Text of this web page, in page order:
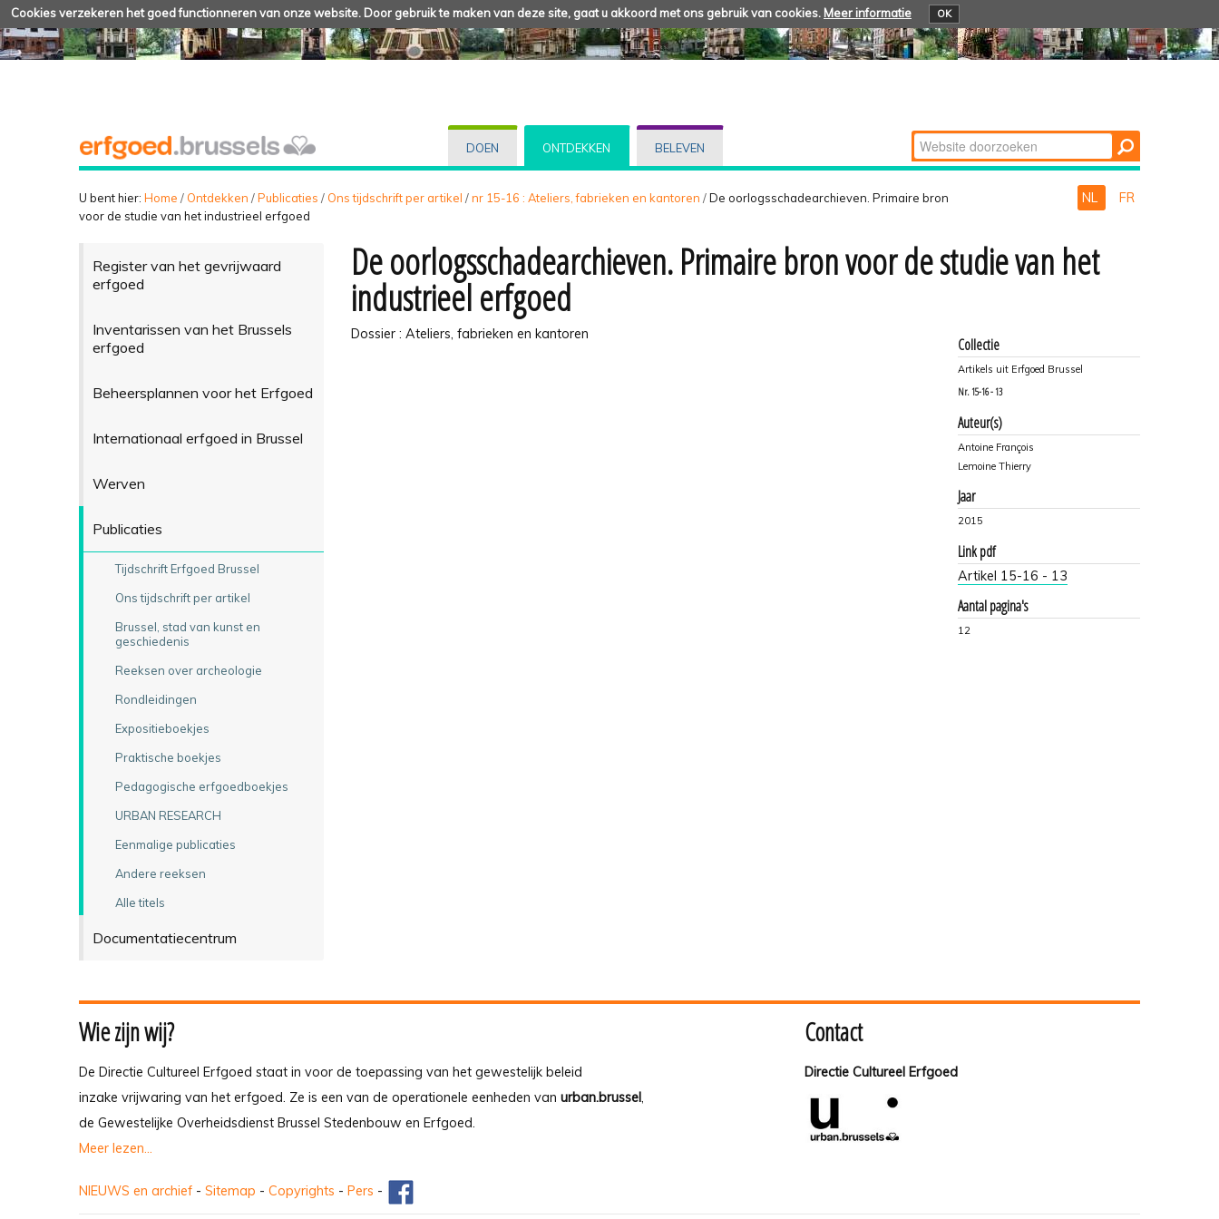
Cookies verzekeren het goed functionneren van onze website. Door gebruik te maken van deze site, gaat u akkoord met ons gebruik van cookies. Meer informatie OK
DOEN ONTDEKKEN BELEVEN Zoek
Geavanceerd
U bent hier: Home / Ontdekken /Publicaties / Ons tijdschrift per artikel /nr 15-16 : Ateliers, fabrieken en kantoren /De oorlogsschadearchieven. Primaire bron
voor de studie van het industrieel erfgoed
NL FR
Register van het gevrijwaard
erfgoed
Inventarissen van het Brussels
erfgoed
Beheersplannen voor het Erfgoed
Internationaal erfgoed in Brussel
Werven
Publicaties
Tijdschrift Erfgoed Brussel
Ons tijdschrift per artikel
Brussel, stad van kunst en
geschiedenis
Reeksen over archeologie
Rondleidingen
Expositieboekjes
Praktische boekjes
Pedagogische erfgoedboekjes
URBAN RESEARCH
Eenmalige publicaties
Andere reeksen
Alle titels
Documentatiecentrum
De oorlogsschadearchieven. Primaire bron voor de studie van het
industrieel erfgoed
Dossier : Ateliers, fabrieken en kantoren
Collectie
Artikels uit Erfgoed Brussel
Nr. 15-16 - 13
Auteur(s)
Antoine François
Lemoine Thierry
Jaar
2015
Link pdf
Artikel 15-16 - 13
Aantal pagina's
12
Wie zijn wij?
De Directie Cultureel Erfgoed staat in voor de toepassing van het gewestelijk beleid
inzake vrijwaring van het erfgoed. Ze is een van de operationele eenheden van urban.brussel,
de Gewestelijke Overheidsdienst Brussel Stedenbouw en Erfgoed.
Meer lezen...
Contact
Directie Cultureel Erfgoed
NIEUWS en archief - Sitemap - Copyrights - Pers -